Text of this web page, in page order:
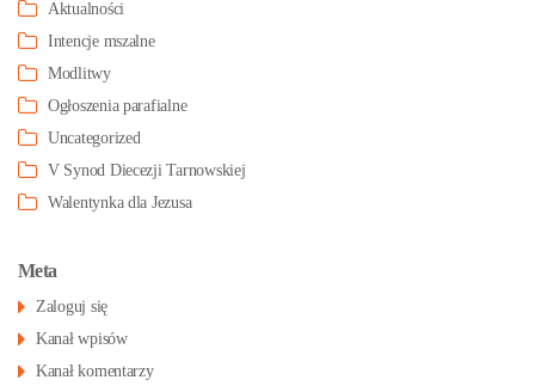
Aktualności
Intencje mszalne
Modlitwy
Ogłoszenia parafialne
Uncategorized
V Synod Diecezji Tarnowskiej
Walentynka dla Jezusa
Meta
Zaloguj się
Kanał wpisów
Kanał komentarzy